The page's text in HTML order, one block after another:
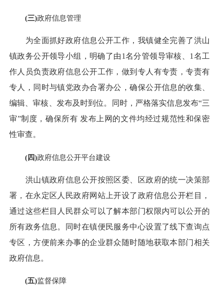
(三)政府信息管理
为全面抓好政府信息公开工作，我镇健全完善了洪山
镇政务公开领导小组，明确了由1名分管领导审核、1名工
作人员负责政府信息公开工作，做到专人有专责，专责有
专人，同时与镇党政办合署办公，确保公开信息的收集、
编辑、审核、发布及时到位。同时，严格落实信息发布“三
审”制度，确保所有 发布上网的文件均经过规范性和保密
性审查。
(四)政府信息公开平台建设
洪山镇政府信息公开按照区委、区政府的统一决策部
署，在永定区人民政府网站上开设了政府信息公开栏目，
通过这些栏目人民群众可以了解本部门权限内可以公开的
所有政务信息。同时在镇便民服务中心设置了线下查询点
专区，方便前来办事的企业群众随时随地获取本部门相关
政府信息。
(五)监督保障